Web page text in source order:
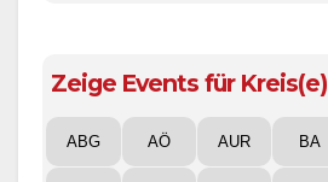
Zeige Events für Kreis(e)
ABG AÖ AUR BA